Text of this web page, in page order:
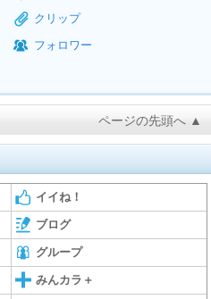
クリップ
フォロワー
ページの先頭へ ▲
イイね！
ブログ
グループ
みんカラ＋